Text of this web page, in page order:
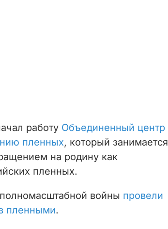
работу Объединенный центр
пленных, который занимается
на родину как
пленных.
войны провели
пленными.